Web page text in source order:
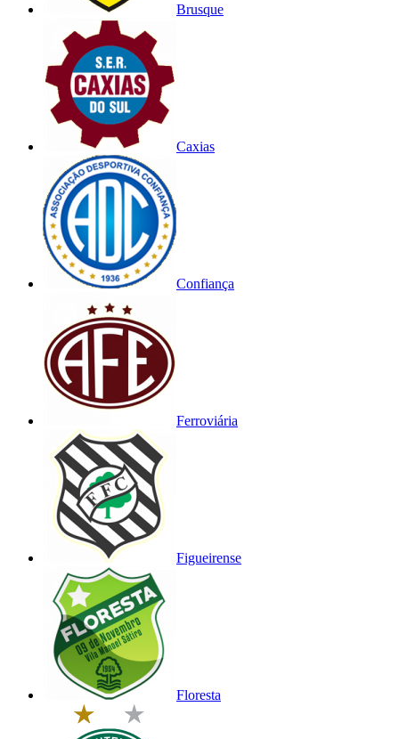
Brusque
Caxias
Confiança
Ferroviária
Figueirense
Floresta